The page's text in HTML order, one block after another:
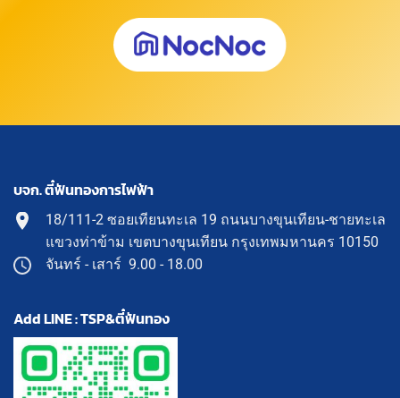
บจก. ตี๋ฟันทองการไฟฟ้า
18/111-2 ซอยเทียนทะเล 19 ถนนบางขุนเทียน-ชายทะเล
แขวงท่าข้าม เขตบางขุนเทียน กรุงเทพมหานคร 10150
จันทร์ - เสาร์ 9.00 - 18.00
Add LINE : TSP&ตี๋ฟันทอง